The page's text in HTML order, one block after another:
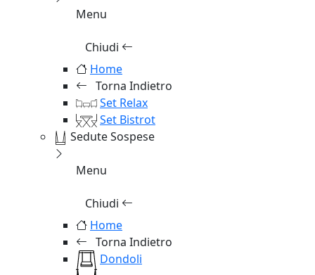
Menu
Chiudi
Home
Torna Indietro
Set Relax
Set Bistrot
Sedute Sospese
Menu
Chiudi
Home
Torna Indietro
Dondoli